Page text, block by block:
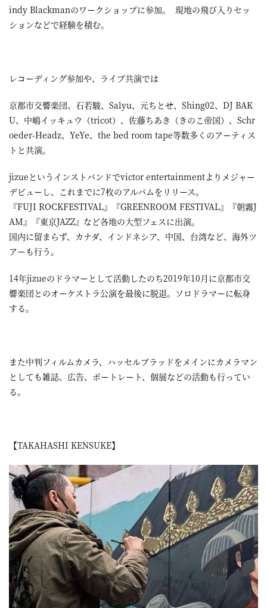
indy Blackmanのワークショップに参加。 現地の飛び入りセッ
ションなどで経験を積む。
レコーディング参加や、ライブ共演では
京都市交響楽団、石若駿、Salyu、元ちとせ、Shing02、DJ BAK
U、中嶋イッキュウ（tricot）、佐藤ちあき（きのこ帝国）、Schr
oeder-Headz、YeYe、the bed room tape等数多くのアーティス
トと共演。
jizueというインストバンドで​victor entertainmentよりメジャー
デビューし、これまでに7枚のアルバムをリリース。
『FUJI ROCKFESTIVAL』『GREENROOM FESTIVAL』『朝霧J
AM』『東京JAZZ』など各地の大型フェスに出演。
国内に留まらず、カナダ、インドネシア、中国、台湾など、海外ツ
アーも行う。
14年jizueのドラマーとして活動したのち2019年10月に京都市交
響楽団とのオーケストラ公演を最後に脱退。ソロドラマーに転身
する。
また中判フィルムカメラ、ハッセルブラッドをメインにカメラマン
としても雑誌、広告、ポートレート、個展などの活動も行ってい
る。
【TAKAHASHI KENSUKE】